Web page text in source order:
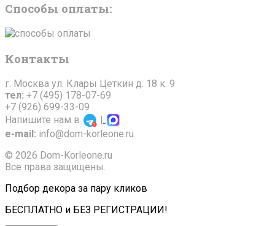
Способы оплаты:
Контакты
г. Москва ул. Клары Цеткин д. 18 к. 9
тел: +7 (495) 178-07-69
+7 (926) 699-33-09
Напишите нам в
|
e-mail: info@dom-korleone.ru
© 2026 Dom-Korleone.ru
Все права защищены.
Подбор декора за пару кликов
БЕСПЛАТНО и БЕЗ РЕГИСТРАЦИИ!